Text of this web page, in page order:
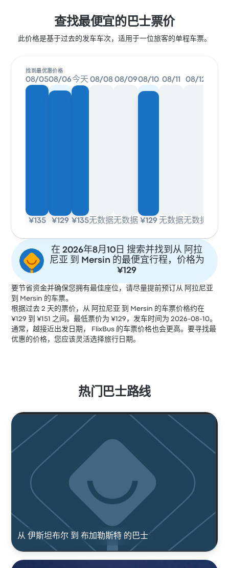
查找最便宜的巴士票价
此价格是基于过去的发车车次，适用于一位旅客的单程车票。
找到最优惠价格
08/05
¥135
08/06
¥129
今天
¥135
08/08
无数据
08/09
无数据
08/10
¥129
08/11
无数据
08/12
无数据
在 2026年8月10日 搜索并找到从 阿拉
尼亚 到 Mersin 的最便宜行程，价格为
¥129
要节省资金并确保您拥有最佳座位，请尽量提前预订从 阿拉尼亚
到 Mersin 的车票。
根据过去 2 天的票价，从 阿拉尼亚 到 Mersin 的车票价格约在
¥129 到 ¥151 之间。最低票价为 ¥129，发车时间为 2026-08-10。
通常，越接近出发日期， FlixBus 的车票价格也会更高。要寻找最
优惠的价格，您应该灵活选择旅行日期。
热门巴士路线
从 伊斯坦布尔 到 布加勒斯特 的巴士